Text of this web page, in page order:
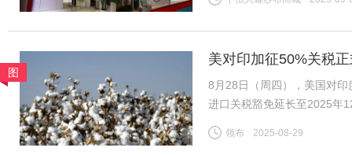
款、麻、家纺、工装、有机
图
美对印加征50%关税
底
8月28日（周四），美国对
进口关税豁免延长至2025
今年最后三个月。 这一
领布 2025-08-29